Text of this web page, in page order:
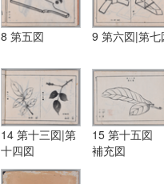
8 第五図 9 第六図|第七
14 第十三図|第
十四図
15 第十五図
補充図